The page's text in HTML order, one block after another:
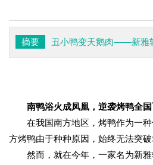
摘要 丑小鸭变天鹅肉——新雅
南鸭浴火成凤凰，逆袭烤鸭全
在我国南方地区，烤鸭作为一
方烤鸭由于种种原因，始终无法突破
然而，就在今年，一家名为新